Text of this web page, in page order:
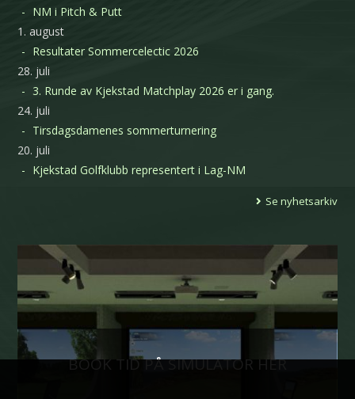
NM i Pitch & Putt
1. august
Resultater Sommercelectic 2026
28. juli
3. Runde av Kjekstad Matchplay 2026 er i gang.
24. juli
Tirsdagsdamenes sommerturnering
20. juli
Kjekstad Golfklubb representert i Lag-NM
Se nyhetsarkiv
BOOK TID PÅ SIMULATOR HER